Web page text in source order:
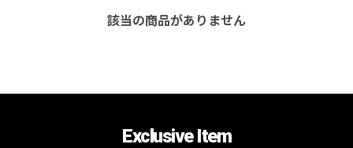
該当の商品がありません
Exclusive Item